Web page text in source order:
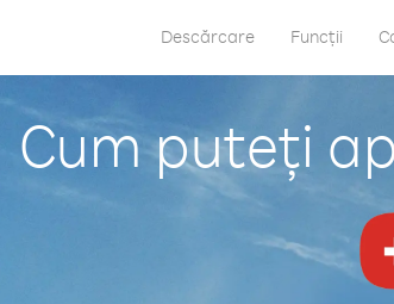
Descărcare Funcții
Cum puteți